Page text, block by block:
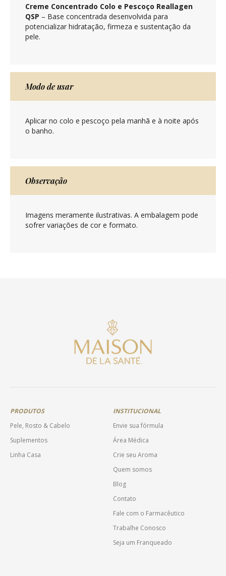
Creme Concentrado Colo e Pescoço Reallagen
QSP – Base concentrada desenvolvida para
potencializar hidratação, firmeza e sustentação da
pele.
Modo de usar
Aplicar no colo e pescoço pela manhã e à noite após
o banho.
Observação
Imagens meramente ilustrativas. A embalagem pode
sofrer variações de cor e formato.
PRODUTOS
Pele, Rosto & Cabelo
Suplementos
Linha Casa
INSTITUCIONAL
Envie sua fórmula
Área Médica
Crie seu Aroma
Quem somos
Blog
Contato
Fale com o Farmacêutico
Trabalhe Conosco
Seja um Franqueado